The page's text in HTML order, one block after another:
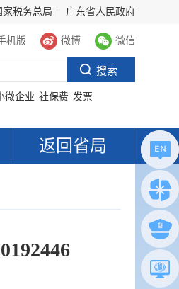
家税务总局 广东省人民政府
机版 微博 微信
微企业 社保费 发票
返回省局